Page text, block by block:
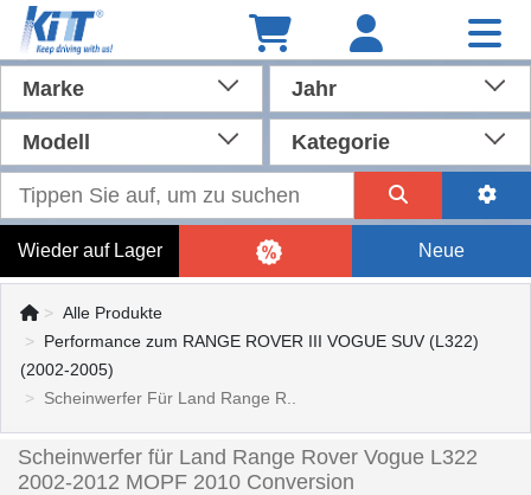
Marke Jahr
Modell Kategorie
Wieder auf Lager Neue
Alle Produkte
Performance zum RANGE ROVER III VOGUE SUV (L322)
(2002-2005)
Scheinwerfer Für Land Range R..
Scheinwerfer für Land Range Rover Vogue L322
2002-2012 MOPF 2010 Conversion